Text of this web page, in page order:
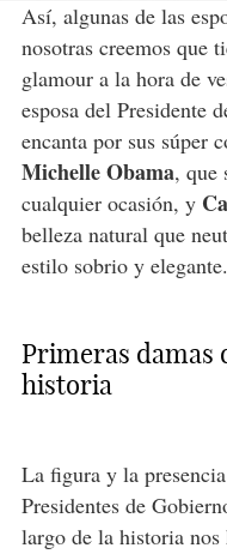
Así, algunas de las
nosotras creemos que
glamour a la hora de
esposa del Presidente
encanta por sus súper
Michelle Obama, que
cualquier ocasión, y
belleza natural que
estilo sobrio y elegante.
Primeras damas
historia
La figura y la
Presidentes de
largo de la historia nos